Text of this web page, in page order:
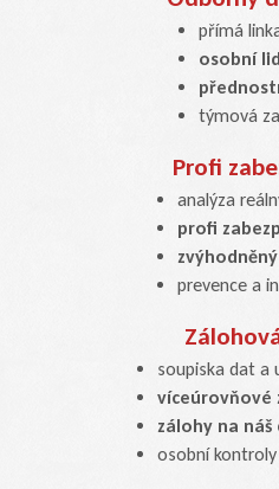
přímá
osobní
týmová
Profi
analýza
profi
prevence a
soupiska dat a
víceúrovňové
zálohy na náš
osobní